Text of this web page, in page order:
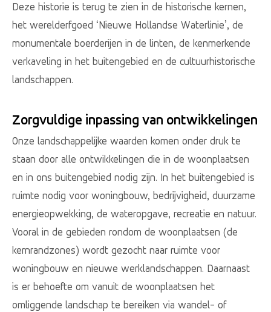
Deze historie is terug te zien in de historische kernen,
het werelderfgoed ‘Nieuwe Hollandse Waterlinie’, de
monumentale boerderijen in de linten, de kenmerkende
verkaveling in het buitengebied en de cultuurhistorische
landschappen.
Zorgvuldige inpassing van ontwikkelingen
Onze landschappelijke waarden komen onder druk te
staan door alle ontwikkelingen die in de woonplaatsen
en in ons buitengebied nodig zijn. In het buitengebied is
ruimte nodig voor woningbouw, bedrijvigheid, duurzame
energieopwekking, de wateropgave, recreatie en natuur.
Vooral in de gebieden rondom de woonplaatsen (de
kernrandzones) wordt gezocht naar ruimte voor
woningbouw en nieuwe werklandschappen. Daarnaast
is er behoefte om vanuit de woonplaatsen het
omliggende landschap te bereiken via wandel- of